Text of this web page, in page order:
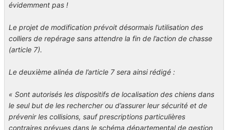
évidemment pas !
Le projet de modification prévoit désormais l’utilisation des
colliers de repérage sans attendre la fin de l’action de chasse
(article 7).
Le deuxième alinéa de l’article 7 sera ainsi rédigé :
« Sont autorisés les dispositifs de localisation des chiens dans
le seul but de les rechercher ou d’assurer leur sécurité et de
prévenir les collisions, sauf prescriptions particulières
contraires prévues dans le schéma départemental de gestion